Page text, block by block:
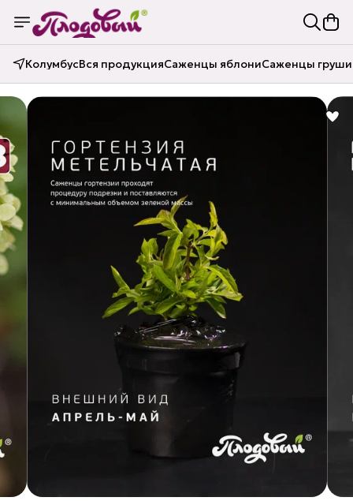
КолумбусВся продукцияСаженцы яблониСаженцы груши